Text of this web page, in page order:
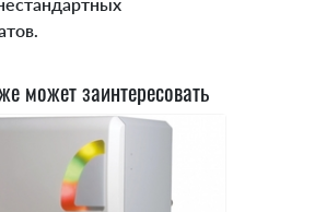
может заинтересовать